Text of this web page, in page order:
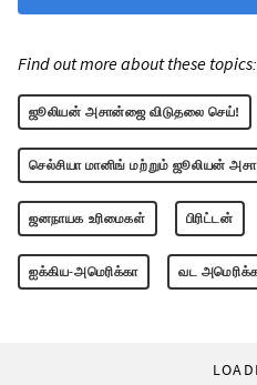
Find out more about these topics:
ஜூலியன் அசான்ஜை விடுதலை செய்!
செல்சியா மானிங் மற்றும் ஜூலியன்
ஜனநாயக உரிமைகள் பிரிட்டன்
ஐக்கிய-அமெரிக்கா வட